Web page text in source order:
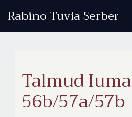
Rabino Tuvia Serber
Talmud
56b/57a/57b